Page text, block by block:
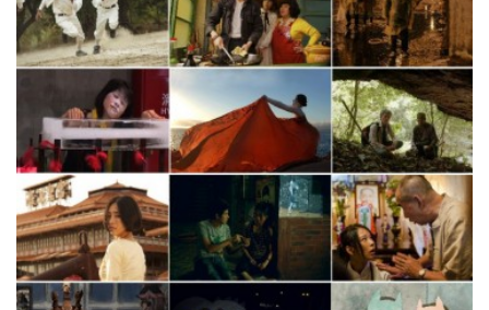
「高麗菜」做為佈景主題，打造一片「高麗菜抱枕」菜
田，十分有趣。